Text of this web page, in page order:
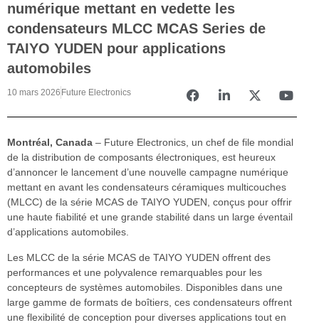
numérique mettant en vedette les
condensateurs MLCC MCAS Series de
TAIYO YUDEN pour applications
automobiles
10 mars 2026 Future Electronics
Montréal, Canada – Future Electronics, un chef de file mondial
de la distribution de composants électroniques, est heureux
d’annoncer le lancement d’une nouvelle campagne numérique
mettant en avant les condensateurs céramiques multicouches
(MLCC) de la série MCAS de TAIYO YUDEN, conçus pour offrir
une haute fiabilité et une grande stabilité dans un large éventail
d’applications automobiles.
Les MLCC de la série MCAS de TAIYO YUDEN offrent des
performances et une polyvalence remarquables pour les
concepteurs de systèmes automobiles. Disponibles dans une
large gamme de formats de boîtiers, ces condensateurs offrent
une flexibilité de conception pour diverses applications tout en